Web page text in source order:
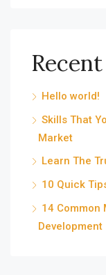
Hello world!
Skills That
Market
Learn The
10 Quick
14 Common
Development